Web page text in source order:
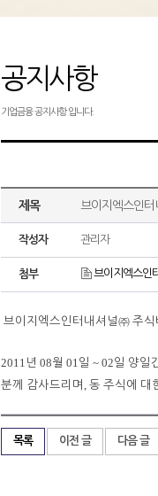
공지사항
기업금융 공지사항 입니다.
제목 브이지엑스인터
작성자 관리자
첨부 브이지엑스인
브이지엑스인터내셔널㈜ 주식
2011 년 08월 01일 ~ 02일 양일
분께
감사드리며 , 동 주식에 대
목록 이전 글 다음 글